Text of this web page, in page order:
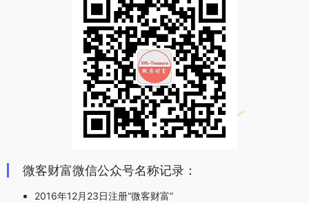
微客财富微信公众号名称记录：
2016年12月23日注册“微客财富”